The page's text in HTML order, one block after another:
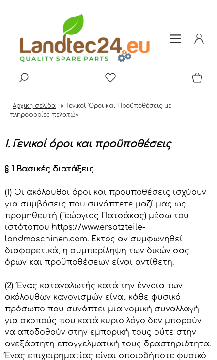
Αρχική σελίδα »
Γενικοί Όροι και Προϋποθέσεις με
πληροφορίες πελατών
I. Γενικοί όροι και προϋποθέσεις
§ 1 Βασικές διατάξεις
(1) Οι ακόλουθοι όροι και προϋποθέσεις ισχύουν
για συμβάσεις που συνάπτετε μαζί μας ως
προμηθευτή (Γεώργιος Πατσάκας) μέσω του
ιστότοπου https://www.ersatzteile-
landmaschinen.com. Εκτός αν συμφωνηθεί
διαφορετικά, η συμπερίληψη των δικών σας
όρων και προϋποθέσεων είναι αντίθετη.
(2) Ένας καταναλωτής κατά την έννοια των
ακόλουθων κανονισμών είναι κάθε φυσικό
πρόσωπο που συνάπτει μια νομική συναλλαγή
για σκοπούς που κατά κύριο λόγο δεν μπορούν
να αποδοθούν στην εμπορική τους ούτε στην
ανεξάρτητη επαγγελματική τους δραστηριότητα.
Ένας επιχειρηματίας είναι οποιοδήποτε φυσικό